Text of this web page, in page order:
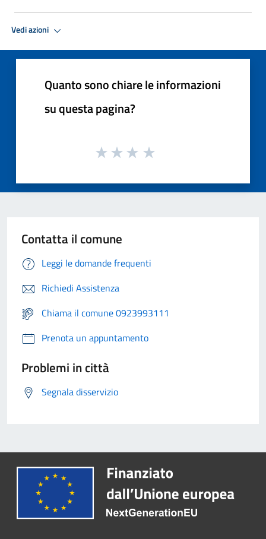
Vedi azioni
Quanto sono chiare le informazioni
su questa pagina?
Contatta il comune
Leggi le domande frequenti
Richiedi Assistenza
Chiama il comune 0923993111
Prenota un appuntamento
Problemi in città
Segnala disservizio